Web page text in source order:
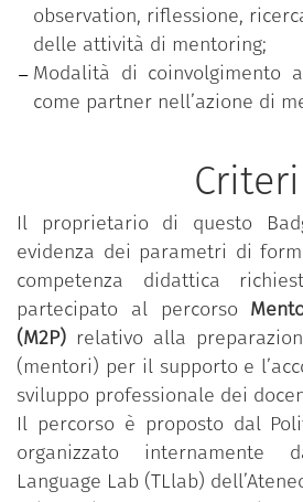
observation, riflessione,
delle attività di mentoring;
Modalità di coinvolgimento
come partner nell’azione di
Criteri
Il proprietario di questo
evidenza dei parametri di
competenza didattica
partecipato al percorso
(M2P) relativo alla
(mentori) per il supporto e
sviluppo professionale dei
Il percorso è proposto dal
organizzato internamente
Language Lab (TLlab)